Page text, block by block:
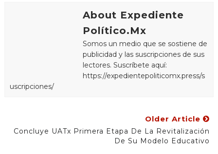
About Expediente
Político.Mx
Somos un medio que se sostiene de
publicidad y las suscripciones de sus
lectores. Suscríbete aquí:
https://expedientepoliticomx.press/s
uscripciones/
Older Article
Concluye UATx Primera Etapa De La Revitalización
De Su Modelo Educativo